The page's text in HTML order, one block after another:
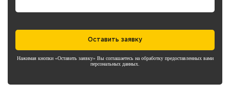
Нажимая кнопки «Оставить заявку» Вы соглашаетесь на обработку предоставленных вами
персональных данных.
Оставить заявку